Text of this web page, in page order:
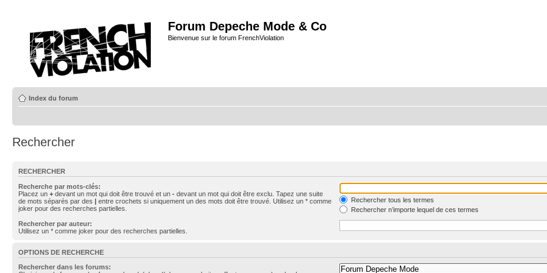
Forum Depeche Mode & Co
Bienvenue sur le forum FrenchViolation
Index du forum
Rechercher
RECHERCHER
Recherche par mots-clés:
Placez un + devant un mot qui doit être trouvé et un - devant un mot qui doit être exclu. Tapez une suite
de mots séparés par des | entre crochets si uniquement un des mots doit être trouvé. Utilisez un * comme
joker pour des recherches partielles.
Rechercher tous les termes
Rechercher n’importe lequel de ces termes
Rechercher par auteur:
Utilisez un * comme joker pour des recherches partielles.
OPTIONS DE RECHERCHE
Rechercher dans les forums: